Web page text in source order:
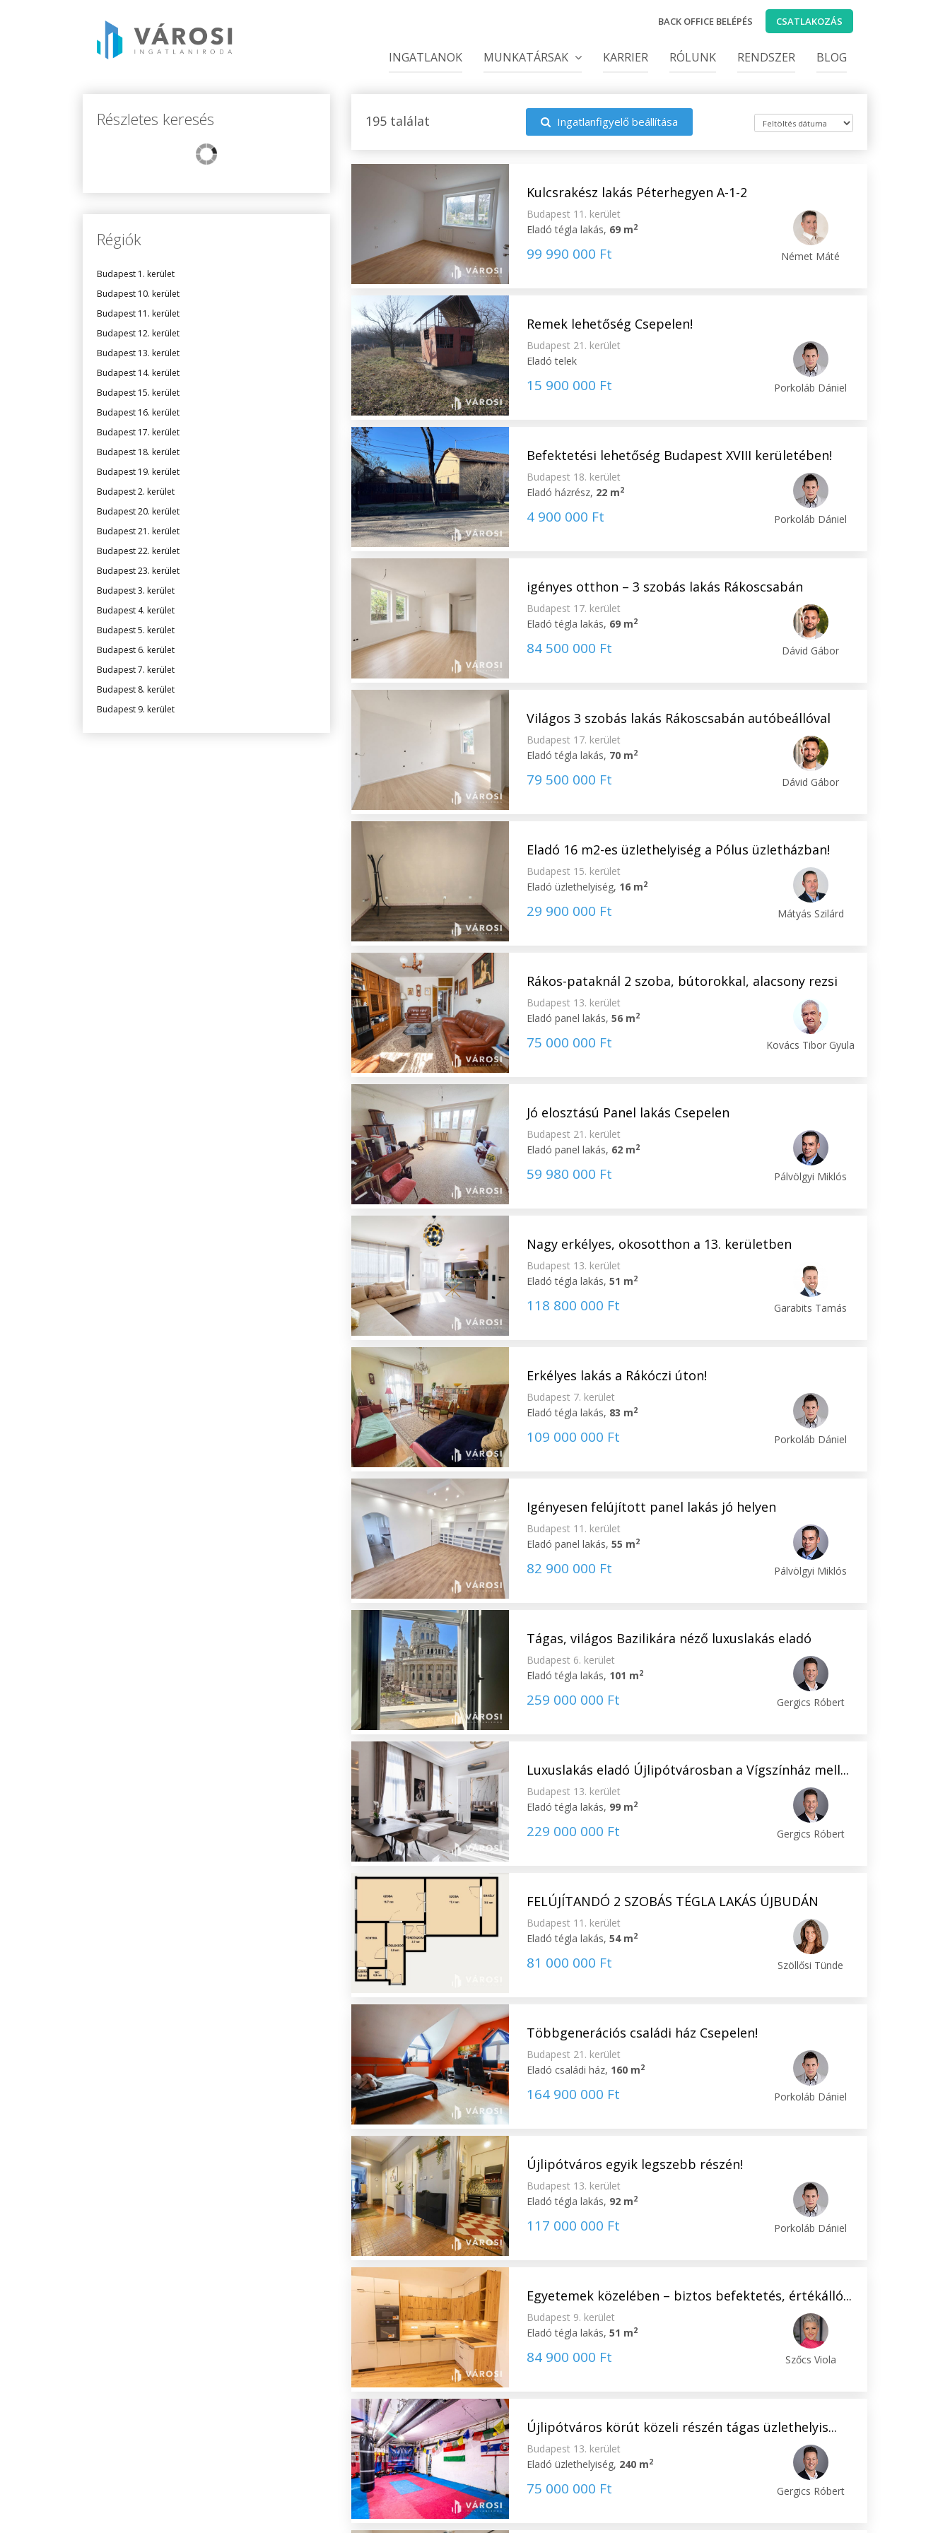
BACK OFFICE BELÉPÉS CSATLAKOZÁS
INGATLANOK MUNKATÁRSAK KARRIER RÓLUNK RENDSZER BLOG
Részletes keresés
Régiók
Budapest 1. kerület
Budapest 10. kerület
Budapest 11. kerület
Budapest 12. kerület
Budapest 13. kerület
Budapest 14. kerület
Budapest 15. kerület
Budapest 16. kerület
Budapest 17. kerület
Budapest 18. kerület
Budapest 19. kerület
Budapest 2. kerület
Budapest 20. kerület
Budapest 21. kerület
Budapest 22. kerület
Budapest 23. kerület
Budapest 3. kerület
Budapest 4. kerület
Budapest 5. kerület
Budapest 6. kerület
Budapest 7. kerület
Budapest 8. kerület
Budapest 9. kerület
195 találat Ingatlanfigyelő beállítása
Kulcsrakész lakás Péterhegyen A-1-2
Budapest 11. kerület
Eladó tégla lakás, 69 m2
99 990 000 Ft Német Máté
Remek lehetőség Csepelen!
Budapest 21. kerület
Eladó telek
15 900 000 Ft Porkoláb Dániel
Befektetési lehetőség Budapest XVIII kerületében!
Budapest 18. kerület
Eladó házrész, 22 m2
4 900 000 Ft Porkoláb Dániel
igényes otthon – 3 szobás lakás Rákoscsabán
Budapest 17. kerület
Eladó tégla lakás, 69 m2
84 500 000 Ft Dávid Gábor
Világos 3 szobás lakás Rákoscsabán autóbeállóval
Budapest 17. kerület
Eladó tégla lakás, 70 m2
79 500 000 Ft Dávid Gábor
Eladó 16 m2-es üzlethelyiség a Pólus üzletházban!
Budapest 15. kerület
Eladó üzlethelyiség, 16 m2
29 900 000 Ft Mátyás Szilárd
Rákos-pataknál 2 szoba, bútorokkal, alacsony rezsi
Budapest 13. kerület
Eladó panel lakás,56 m2
75 000 000 Ft Kovács Tibor Gyula
Jó elosztású Panel lakás Csepelen
Budapest 21. kerület
Eladó panel lakás, 62 m2
59 980 000 Ft Pálvölgyi Miklós
Nagy erkélyes, okosotthon a 13. kerületben
Budapest 13. kerület
Eladó tégla lakás,51 m2
118 800 000 Ft Garabits Tamás
Erkélyes lakás a Rákóczi úton!
Budapest 7. kerület
Eladó tégla lakás, 83 m2
109 000 000 Ft Porkoláb Dániel
Igényesen felújított panel lakás jó helyen
Budapest 11. kerület
Eladó panel lakás,55 m2
82 900 000 Ft Pálvölgyi Miklós
Tágas, világos Bazilikára néző luxuslakás eladó
Budapest 6. kerület
Eladó tégla lakás, 101 m2
259 000 000 Ft Gergics Róbert
Luxuslakás eladó Újlipótvárosban a Vígszínház mell...
Budapest 13. kerület
Eladó tégla lakás, 99 m2
229 000 000 Ft Gergics Róbert
FELÚJÍTANDÓ 2 SZOBÁS TÉGLA LAKÁS ÚJBUDÁN
Budapest 11. kerület
Eladó tégla lakás,54 m2
81 000 000 Ft Szöllősi Tünde
Többgenerációs családi ház Csepelen!
Budapest 21. kerület
Eladó családi ház, 160 m2
164 900 000 Ft Porkoláb Dániel
Újlipótváros egyik legszebb részén!
Budapest 13. kerület
Eladó tégla lakás, 92 m2
117 000 000 Ft Porkoláb Dániel
Egyetemek közelében – biztos befektetés, értékálló...
Budapest 9. kerület
Eladó tégla lakás,51 m2
84 900 000 Ft Szőcs Viola
Újlipótváros körút közeli részén tágas üzlethelyis...
Budapest 13. kerület
Eladó üzlethelyiség, 240 m2
75 000 000 Ft Gergics Róbert